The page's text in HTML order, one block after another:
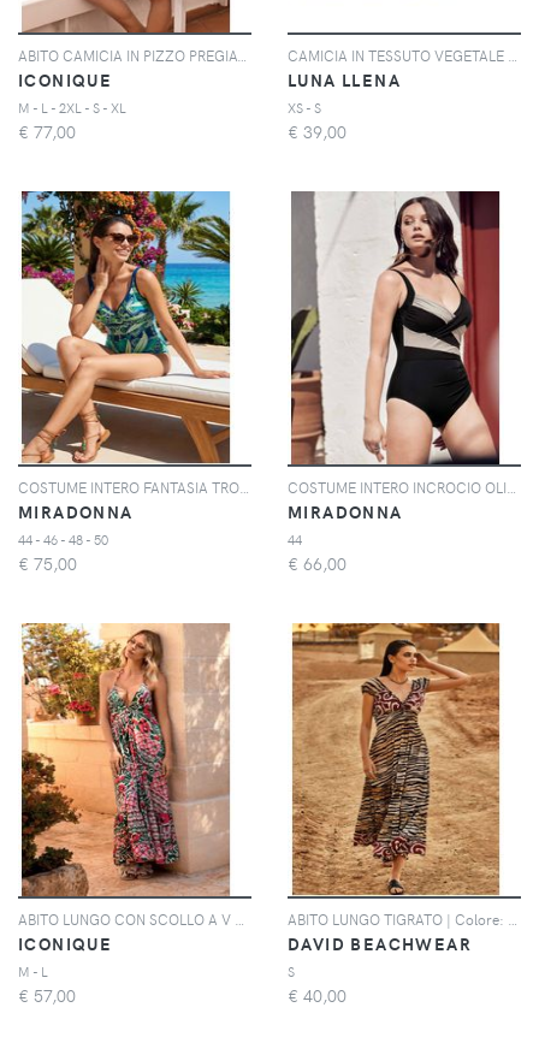
ICONIQUE
M - L - 2XL - S - XL
€ 77,00
LUNA LLENA
XS - S
€ 39,00
MIRADONNA
44 - 46 - 48 - 50
€ 75,00
MIRADONNA
44
€ 66,00
ICONIQUE
M - L
€ 57,00
DAVID BEACHWEAR
S
€ 40,00